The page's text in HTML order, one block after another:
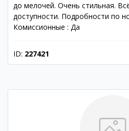
до мелочей. Очень стильная.
доступности. Подробности по
Комиссионные : Да
ID: 227421